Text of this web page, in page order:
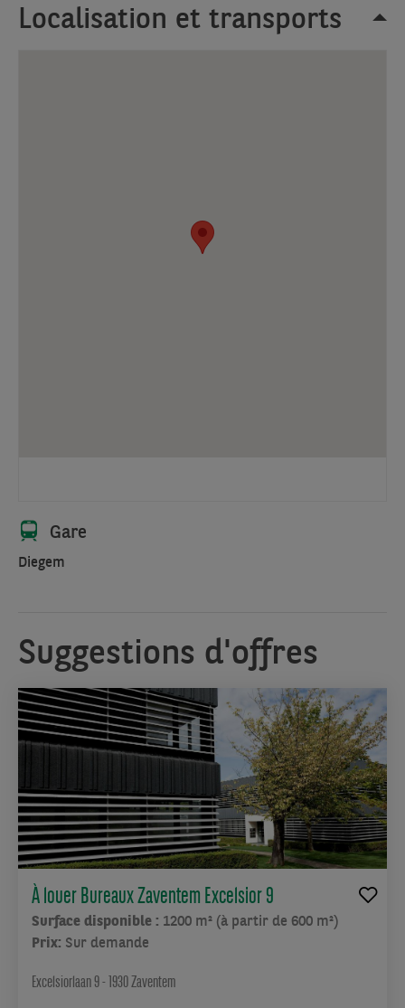
Localisation et transports
Gare
Diegem
Suggestions d'offres
À louer Bureaux Zaventem Excelsior 9
Surface disponible : 1200 m² (à partir de 600 m²)
Prix: Sur demande
Excelsiorlaan 9 - 1930 Zaventem